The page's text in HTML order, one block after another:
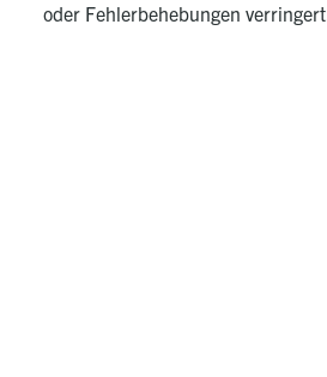
oder Fehlerbehebungen